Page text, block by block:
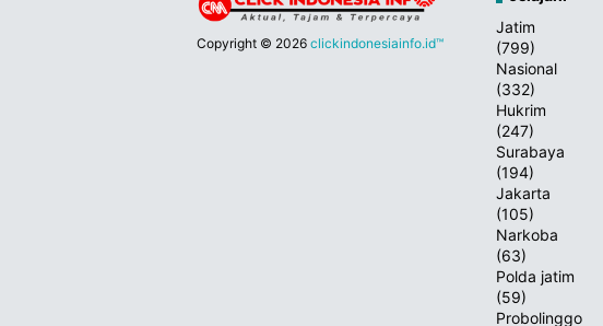
Copyright © 2026 clickindonesiainfo.id™
Jatim
(799)
Nasional
(332)
Hukrim
(247)
Surabaya
(194)
Jakarta
(105)
Narkoba
(63)
Polda jatim
(59)
Probolinggo